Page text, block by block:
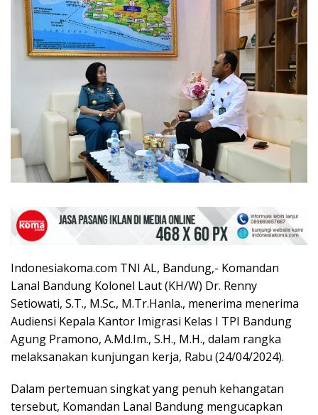
Indonesiakoma.com TNI AL, Bandung,- Komandan
Lanal Bandung Kolonel Laut (KH/W) Dr. Renny
Setiowati, S.T., M.Sc., M.Tr.Hanla., menerima menerima
Audiensi Kepala Kantor Imigrasi Kelas I TPI Bandung
Agung Pramono, A.Md.Im., S.H., M.H., dalam rangka
melaksanakan kunjungan kerja, Rabu (24/04/2024).
Dalam pertemuan singkat yang penuh kehangatan
tersebut, Komandan Lanal Bandung mengucapkan